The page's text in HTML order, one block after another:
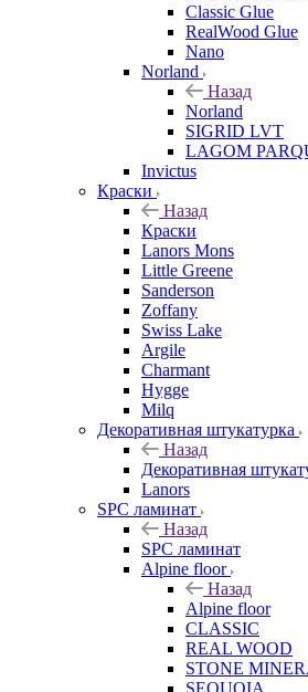
Classic Glue
RealWood Glue
Nano
Norland
Назад
Norland
SIGRID LVT
LAGOM
Invictus
Краски
Назад
Краски
Lanors Mons
Little Greene
Sanderson
Zoffany
Swiss Lake
Argile
Charmant
Hygge
Milq
Декоративная штукатурка
Назад
Декоративная
Lanors
SPC ламинат
Назад
SPC ламинат
Alpine floor
Назад
Alpine floor
CLASSIC
REAL WOOD
STONE
SEQUOIA